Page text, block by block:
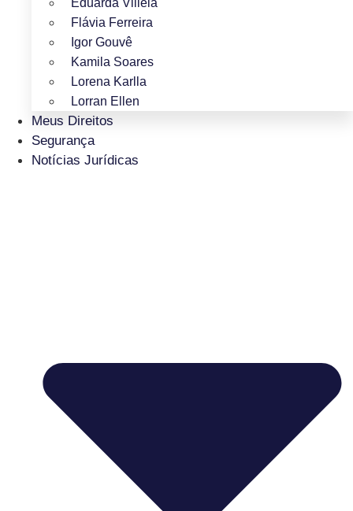
Eduarda Villela
Flávia Ferreira
Igor Gouvê
Kamila Soares
Lorena Karlla
Lorran Ellen
Meus Direitos
Segurança
Notícias Jurídicas